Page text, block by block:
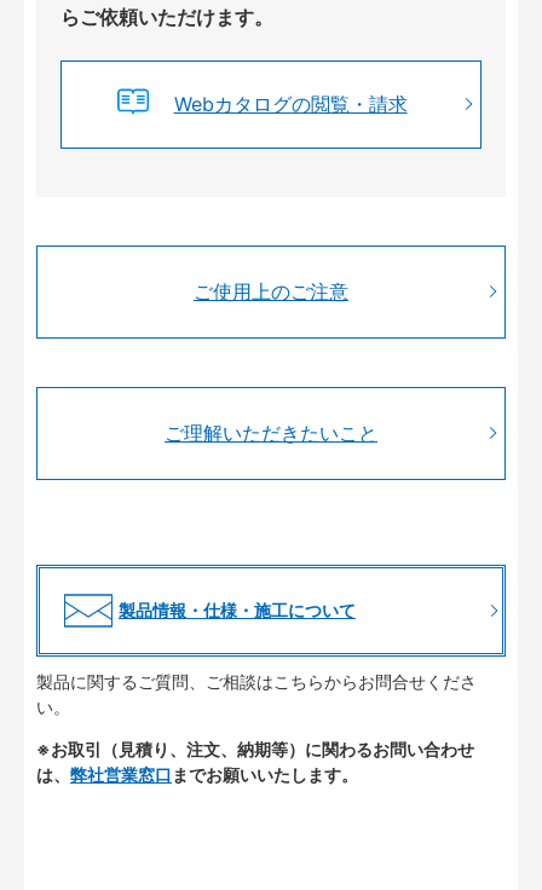
らご依頼いただけます。
Webカタログの閲覧・請求
ご使用上のご注意
ご理解いただきたいこと
製品情報・仕様・施工について
製品に関するご質問、ご相談はこちらからお問合せくださ
い。
※お取引（見積り、注文、納期等）に関わるお問い合わせ
は、 弊社営業窓口 までお願いいたします。